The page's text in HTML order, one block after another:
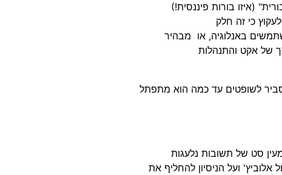
(איזו בורות פיננסית!)
כי זה חלק
באנלוגיה, או מבהיר
של אקט והתנהלות
לשופטים עד כמה הוא מתפתל
סט של תשובות נלעגות
ועל הניסיון להחליף את